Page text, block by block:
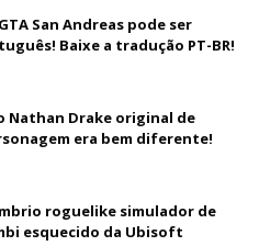
San Andreas pode ser
Baixe a tradução PT-BR!
Nathan Drake original de
era bem diferente!
roguelike simulador de
esquecido da Ubisoft